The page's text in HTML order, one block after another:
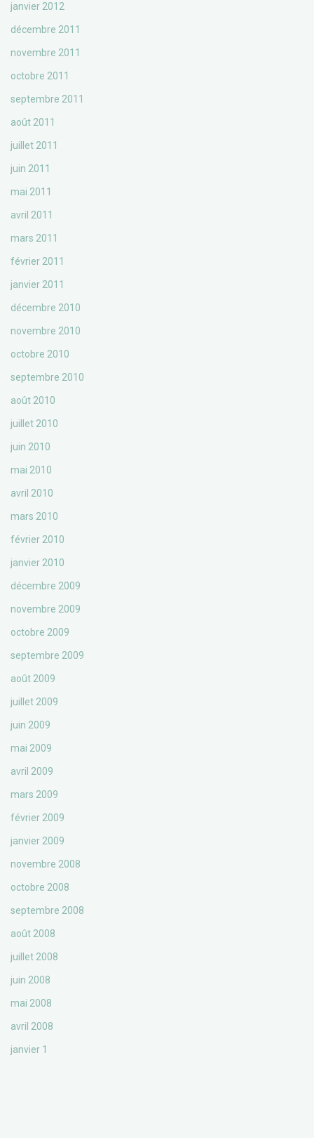
janvier 2012
décembre 2011
novembre 2011
octobre 2011
septembre 2011
août 2011
juillet 2011
juin 2011
mai 2011
avril 2011
mars 2011
février 2011
janvier 2011
décembre 2010
novembre 2010
octobre 2010
septembre 2010
août 2010
juillet 2010
juin 2010
mai 2010
avril 2010
mars 2010
février 2010
janvier 2010
décembre 2009
novembre 2009
octobre 2009
septembre 2009
août 2009
juillet 2009
juin 2009
mai 2009
avril 2009
mars 2009
février 2009
janvier 2009
novembre 2008
octobre 2008
septembre 2008
août 2008
juillet 2008
juin 2008
mai 2008
avril 2008
janvier 1